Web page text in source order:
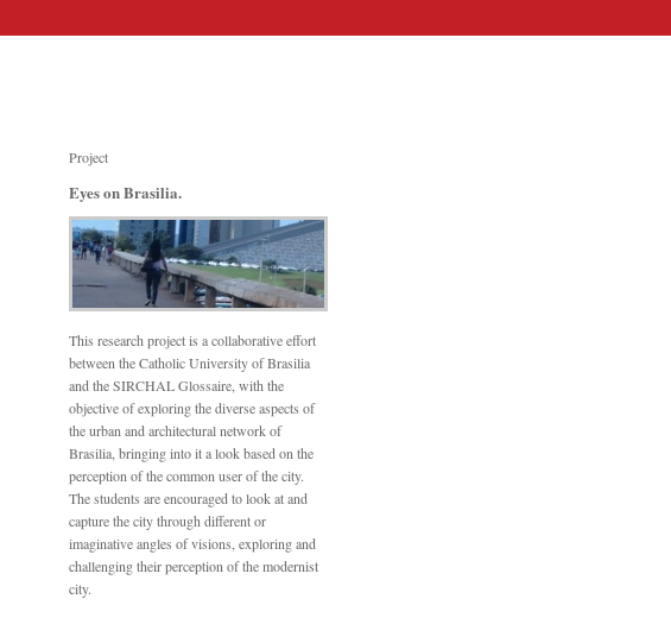
Project
Eyes on Brasilia.
This research project is a collaborative effort
between the Catholic University of Brasilia
and the SIRCHAL Glossaire, with the
objective of exploring the diverse aspects of
the urban and architectural network of
Brasilia, bringing into it a look based on the
perception of the common user of the city.
The students are encouraged to look at and
capture the city through different or
imaginative angles of visions, exploring and
challenging their perception of the modernist
city.